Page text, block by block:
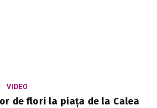
VIDEO
de flori la piața de la Calea